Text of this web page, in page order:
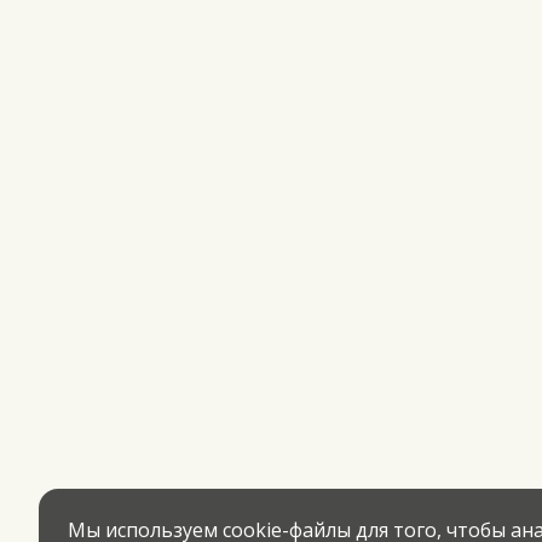
Мы используем cookie-файлы для того, чтобы